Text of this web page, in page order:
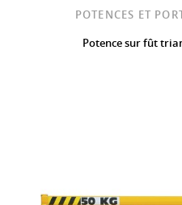
POTENCES ET
Potence sur fût